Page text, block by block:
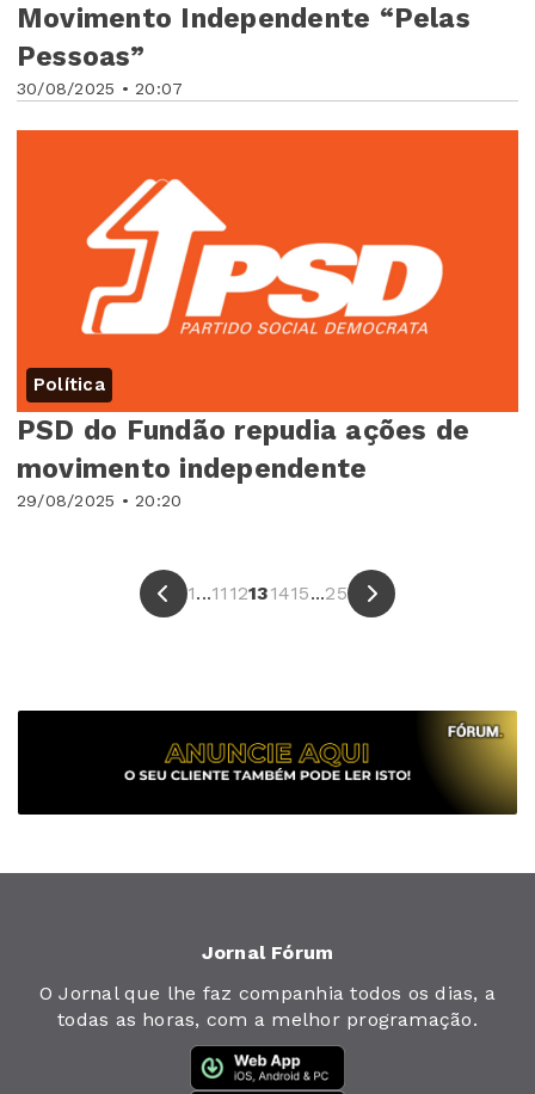
30/08/2025 • 20:07
Movimento Independente “Pelas
Pessoas”
Política
29/08/2025 • 20:20
PSD do Fundão repudia ações de
movimento independente
1...11 12131415...25
Jornal Fórum
O Jornal que lhe faz companhia todos os dias, a
todas as horas, com a melhor programação.